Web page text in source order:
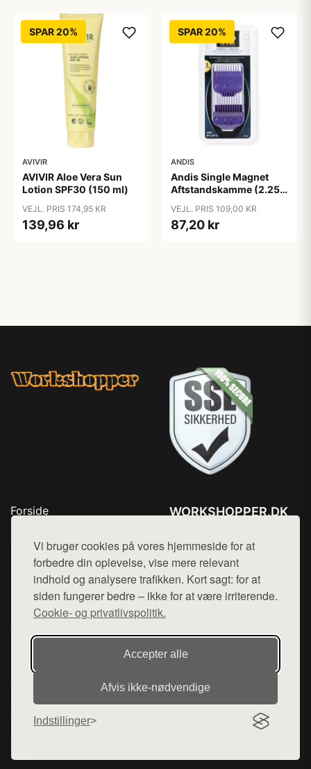
Vi bruger cookies på vores hjemmeside for at
forbedre din oplevelse, vise mere relevant
indhold og analysere trafikken. Kort sagt: for at
siden fungerer bedre – ikke for at være irriterende.
Cookie- og privatlivspolitik.
Accepter alle
Afvis ikke‑nødvendige
Indstillinger
SPAR 20%
AVIVIR
AVIVIR Aloe Vera Sun
Lotion SPF30 (150 ml)
VEJL. PRIS 174,95 KR
139,96 kr
SPAR 20%
ANDIS
Andis Single Magnet
Aftstandskamme (2.25
VEJL. PRIS 109,00 KR
87,20 kr
Forside
Top Rabatter
Kontakt
WORKSHOPPER.DK
Mail: hej@want.dk
Cookie- og privatlivspolitik
Denne side er en del af want.dk, der udgiver en række
hjemmesider med præsentation af forskellige produkter fra
diverse webshops. Der sælges ikke varer fra denne side - vi
henviser til de shops, som sælger varen. Vi har heller ikke
varerne på lager.